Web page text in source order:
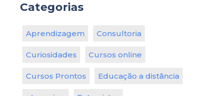
Categorias
Aprendizagem Consultoria
Curiosidades Cursos online
Cursos Prontos Educação a distância